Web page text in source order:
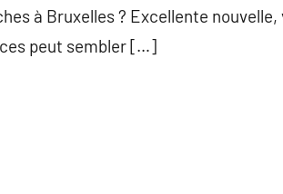
à Bruxelles ? Excellente
peut sembler […]